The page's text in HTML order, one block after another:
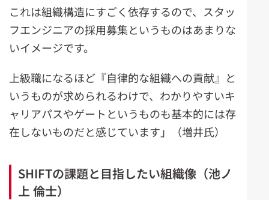
これは組織構造にすごく依存するので、スタッ
フエンジニアの採用募集というものはあまりな
いイメージです。
上級職になるほど『自律的な組織への貢献』と
いうものが求められるわけで、わかりやすいキ
ャリアパスやゲートというものも基本的には存
在しないものだと感じています」（増井氏）
SHIFTの課題と目指したい組織像（池ノ
上 倫士）